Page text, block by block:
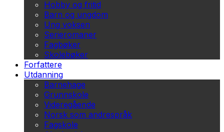
Hobby og fritid
Barn og ungdom
Ung voksen
Serieromaner
Fagbøker
Skolebøker
Forfattere
Utdanning
Barnehage
Grunnskole
Videregående
Norsk som andrespråk
Fagskole